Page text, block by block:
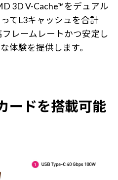
3D V-Cache™をデュアル
てL3キャッシュを合計
レームレートかつ安定し
体験を提供します。
ードを搭載可能